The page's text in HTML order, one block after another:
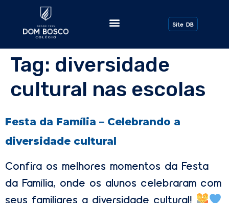
Site DB
Tag: diversidade
cultural nas escolas
Festa da Família – Celebrando a
diversidade cultural
Confira os melhores momentos da Festa
da Família, onde os alunos celebraram com
seus familiares a diversidade cultural!